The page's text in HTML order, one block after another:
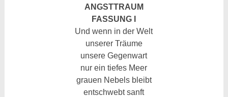
ANGSTTRAUM
FASSUNG I
Und wenn in der Welt
unserer Träume
unsere Gegenwart
nur ein tiefes Meer
grauen Nebels bleibt
entschwebt sanft